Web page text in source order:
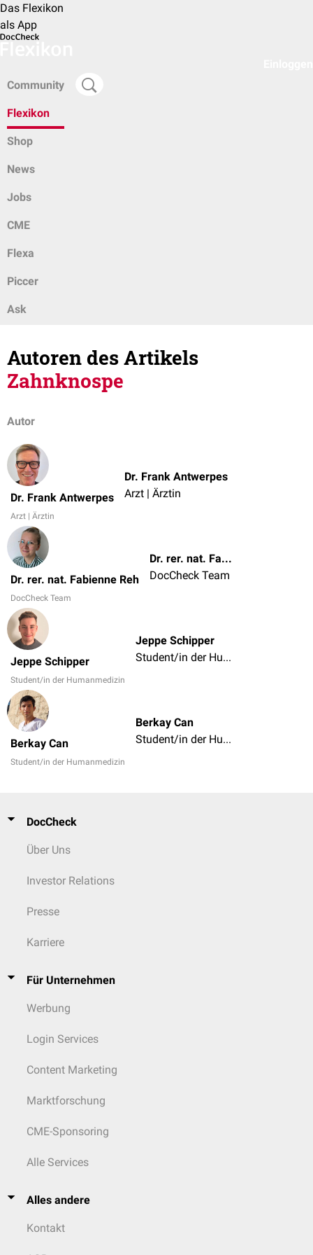
Das Flexikon
als App
Community
Flexikon
Shop
News
Jobs
CME
Flexa
Piccer
Ask
Autoren des Artikels
Zahnknospe
Autor
Dr. Frank Antwerpes
Arzt | Ärztin
Dr. Frank Antwerpes
Arzt | Ärztin
Dr. rer. nat. Fabienne Reh
DocCheck Team
Dr. rer. nat. Fabienne Reh
DocCheck Team
Jeppe Schipper
Student/in der Humanmedizin
Jeppe Schipper
Student/in der Humanmedizin
Berkay Can
Student/in der Humanmedizin
Berkay Can
Student/in der Humanmedizin
DocCheck
Über Uns
Investor Relations
Presse
Karriere
Für Unternehmen
Werbung
Login Services
Content Marketing
Marktforschung
CME-Sponsoring
Alle Services
Alles andere
Kontakt